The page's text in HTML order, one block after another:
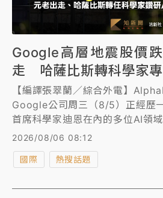
Google高層地震股價
走 哈薩比斯轉科學家
【編譯張翠蘭／綜合外電】
Google公司周三（8/5）正經歷
首席科學家迪恩在內的多位AI領
公司核心AI研發部門DeepMind負
科學家，專心投入通用人工智慧
股價下跌4%。
2026/08/06 08:12
國際 熱搜話題